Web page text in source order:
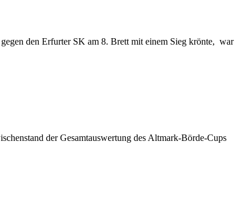
den Erfurter SK am 8. Brett mit einem Sieg krönte, war
der Gesamtauswertung des Altmark-Börde-Cups